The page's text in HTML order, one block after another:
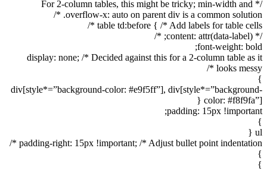
/* For 2-column tables, this might be tricky; min-width and
overflow-x: auto on parent div is a common solution. */
table td:before { /* Add labels for table cells */
/* content: attr(data-label); */
font-weight: bold;
display: none; /* Decided against this for a 2-column table as it
looks messy */
}
div[style*=”background-color: #e9f5ff”], div[style*=”background-
color: #f8f9fa”] {
padding: 15px !important;
}
ul {
padding-right: 15px !important; /* Adjust bullet point indentation */
}
}